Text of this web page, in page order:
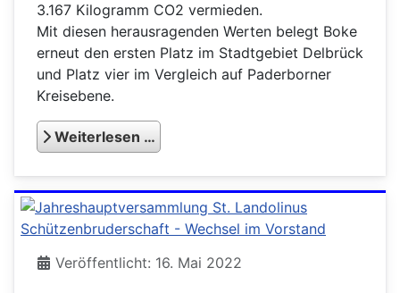
3.167 Kilogramm CO2 vermieden.
Mit diesen herausragenden Werten belegt Boke
erneut den ersten Platz im Stadtgebiet Delbrück
und Platz vier im Vergleich auf Paderborner
Kreisebene.
Weiterlesen …
Veröffentlicht: 16. Mai 2022